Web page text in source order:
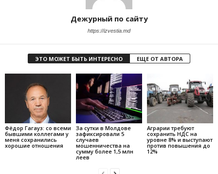
Дежурный по сайту
https://izvestia.md
ЭТО МОЖЕТ БЫТЬ ИНТЕРЕСНО ЕЩЕ ОТ АВТОРА
Фёдор Гагауз: со всеми
бывшими коллегами у
меня сохранились
хорошие отношения
За сутки в Молдове
зафиксировали 5
случаев
мошенничества на
сумму более 1,5 млн
леев
Аграрии требуют
сохранить НДС на
уровне 8% и выступают
против повышения до
12%